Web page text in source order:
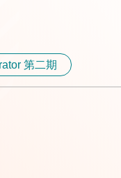
第二期